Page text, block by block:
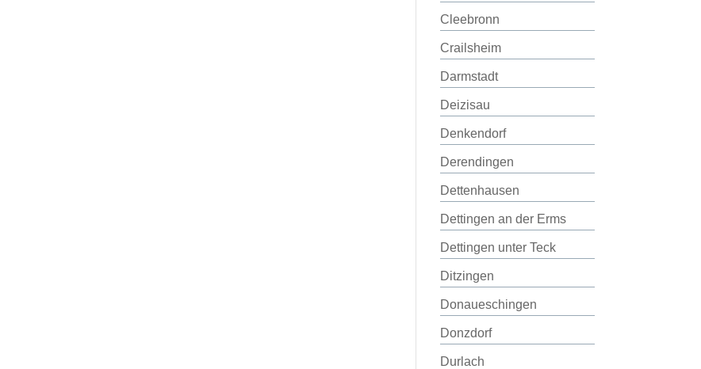
Cleebronn
Crailsheim
Darmstadt
Deizisau
Denkendorf
Derendingen
Dettenhausen
Dettingen an der Erms
Dettingen unter Teck
Ditzingen
Donaueschingen
Donzdorf
Durlach